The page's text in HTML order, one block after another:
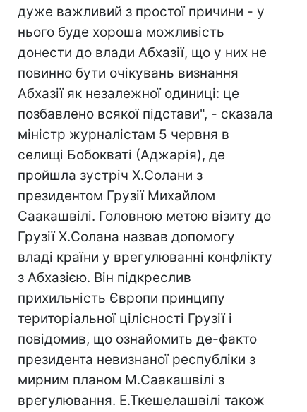
дуже важливий з простої причини - у
нього буде хороша можливість
донести до влади Абхазії, що у них не
повинно бути очікувань визнання
Абхазії як незалежної одиниці: це
позбавлено всякої підстави", - сказала
міністр журналістам 5 червня в
селищі Бобокваті (Аджарія), де
пройшла зустріч Х.Солани з
президентом Грузії Михайлом
Саакашвілі. Головною метою візиту до
Грузії Х.Солана назвав допомогу
владі країни у врегулюванні конфлікту
з Абхазією. Він підкреслив
прихильність Європи принципу
територіальної цілісності Грузії і
повідомив, що ознайомить де-факто
президента невизнаної республіки з
мирним планом М.Саакашвілі з
врегулювання. Е.Ткешелашвілі також